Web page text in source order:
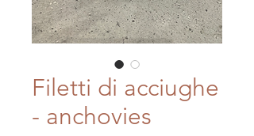
Filetti di acciughe
- anchovies